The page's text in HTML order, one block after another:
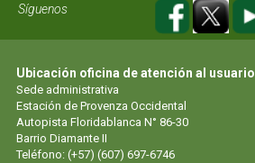
Síguenos
Ubicación oficina de atención al usuario
Sede administrativa
Estación de Provenza Occidental
Autopista Floridablanca N° 86-30
Barrio Diamante II
Teléfono: (+57) (607) 697-6746